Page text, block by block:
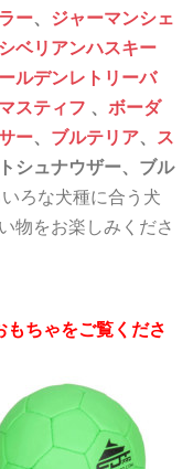
ー、 ジャーマンシェ
シベリアンハスキー
ルデンレトリーバ
スティフ 、 ボーダ
ー、 ブルテリア、
ス
シュナウザー、ブル
ろな犬種に合う犬
物をお楽しみくださ
もちゃをご覧くださ